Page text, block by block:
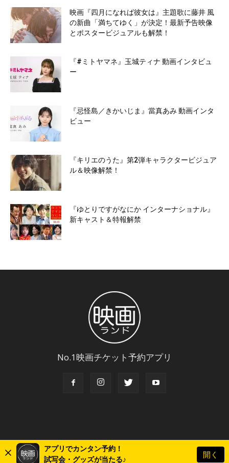
アプリでカンタン予約！
試写会・グッズが当たる♪
開く
映画『四月になれば彼女は』主題歌に藤井 風
の新曲「満ちてゆく」が決定！最新予告映像
とポスタービジュアルも解禁！
『#ミトヤマネ』玉城ティナ 動画インタビュ
ー
『忌怪島／きかいじま』當真あみ 動画インタ
ビュー
『キリエのうた』第2弾キャラクタービジュア
ル＆映像解禁！
『ゆとりですがなにか インターナショナル』
新キャスト＆特報解禁
No.1映画チケット予約アプリ
© Copyright 2018 Eigaland, inc. All Rights Reserved.